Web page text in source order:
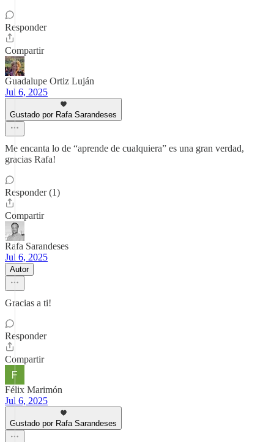
Responder
Compartir
Guadalupe Ortiz Luján
Jul 6, 2025
Gustado por Rafa Sarandeses
Me encanta lo de “aprende de cualquiera” es una gran verdad,
gracias Rafa!
Responder (1)
Compartir
Rafa Sarandeses
Jul 6, 2025
Autor
Gracias a ti!
Responder
Compartir
Félix Marimón
Jul 6, 2025
Gustado por Rafa Sarandeses